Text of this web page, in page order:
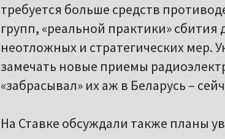
требуется больше средств
групп, «реальной практики»
неотложных и стратегических мер.
замечать новые приемы
«забрасывал» их аж в Беларусь –
На Ставке обсуждали также планы